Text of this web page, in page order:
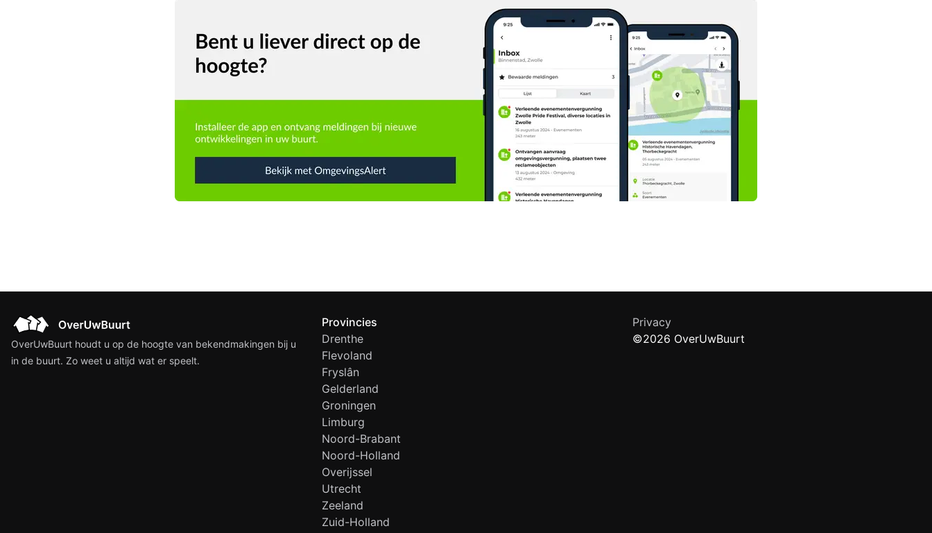
OverUwBuurt houdt u op de hoogte van bekendmakingen bij u
in de buurt. Zo weet u altijd wat er speelt.
Provincies
Drenthe
Flevoland
Fryslân
Gelderland
Groningen
Limburg
Noord-Brabant
Noord-Holland
Overijssel
Utrecht
Zeeland
Zuid-Holland
Privacy
©2026 OverUwBuurt